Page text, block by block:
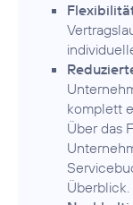
komplett
Über das
Überblick.